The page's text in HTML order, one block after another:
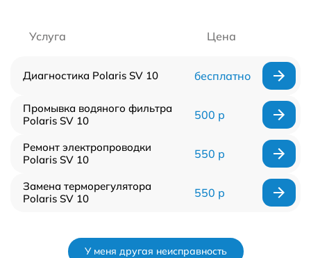
Услуга Цена
Диагностика Polaris SV 10 бесплатно
Промывка водяного фильтра
Polaris SV 10
500 р
Ремонт электропроводки
Polaris SV 10
550 р
Замена терморегулятора
Polaris SV 10
550 р
У меня другая неисправность